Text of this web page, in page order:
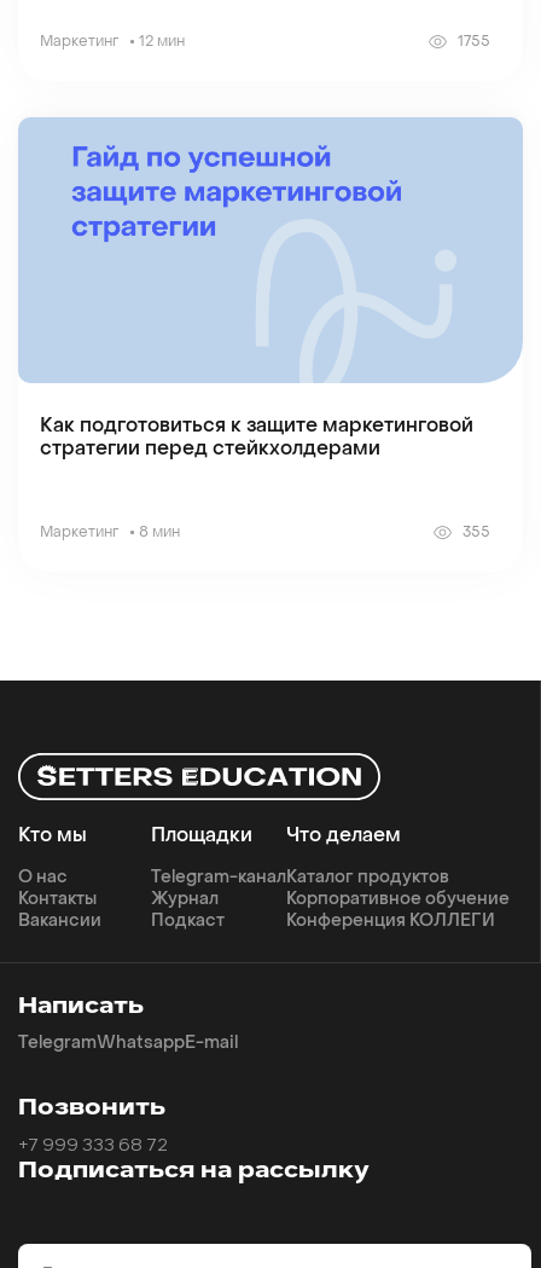
Маркетинг 12 мин 1755
Как подготовиться к защите маркетинговой
стратегии перед стейкхолдерами
Маркетинг 8 мин 355
Кто мы
О нас
Контакты
Вакансии
Что делаем
Каталог продуктов
Корпоративное обучение
Конференция КОЛЛЕГИ
Площадки
Telegram-канал
Журнал
Подкаст
Подписаться на рассылку
Email
Написать
TelegramWhatsapp E-mail
Позвонить
+7 999 333 68 72